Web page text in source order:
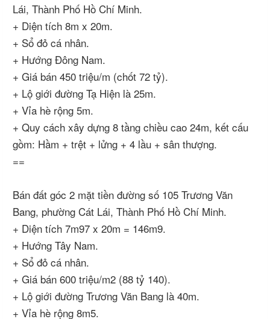
Lái, Thành Phố Hồ Chí Minh.
+ Diện tích 8m x 20m.
+ Sổ đỏ cá nhân.
+ Hướng Đông Nam.
+ Giá bán 450 triệu/m (chốt 72 tỷ).
+ Lộ giới đường Tạ Hiện là 25m.
+ Vỉa hè rộng 5m.
+ Quy cách xây dựng 8 tầng chiều cao 24m, kết cấu
gồm: Hầm + trệt + lửng + 4 lầu + sân thượng.
==
Bán đất góc 2 mặt tiền đường số 105 Trương Văn
Bang, phường Cát Lái, Thành Phố Hồ Chí Minh.
+ Diện tích 7m97 x 20m = 146m9.
+ Hướng Tây Nam.
+ Sổ đỏ cá nhân.
+ Giá bán 600 triệu/m2 (88 tỷ 140).
+ Lộ giới đường Trương Văn Bang là 40m.
+ Vỉa hè rộng 8m5.